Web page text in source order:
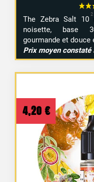
The Zebra Salt
noisette, base
gourmande et douce
Prix moyen constaté
4,20 €